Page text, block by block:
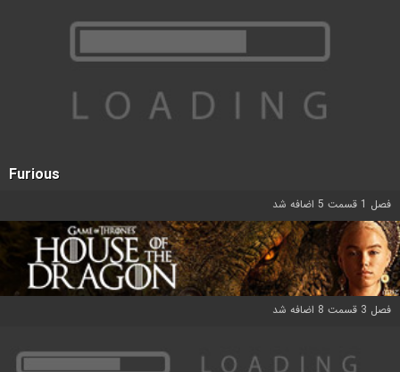
Furious
فصل 1 قسمت 5 اضافه شد
فصل 3 قسمت 8 اضافه شد